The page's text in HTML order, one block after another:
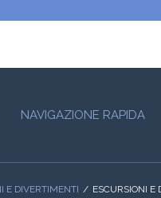
NAVIGAZIONE RAPIDA
E DIVERTIMENTI ESCURSIONI E